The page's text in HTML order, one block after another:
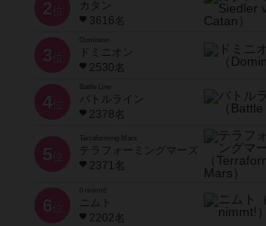
2 位
カタン
3616名
3 位
ドミニオン
2530名
4位
Battle Line
バトルライン
2378名
5 位
Terraforming Mars
テラフォーミングマーズ
2371名
6 位
ニムト
2202名